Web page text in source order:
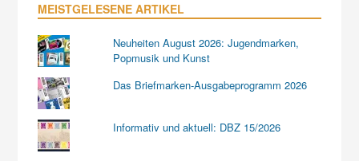
MEISTGELESENE ARTIKEL
Neuheiten August 2026: Jugendmarken,
Popmusik und Kunst
Das Briefmarken-Ausgabeprogramm 2026
Informativ und aktuell: DBZ 15/2026